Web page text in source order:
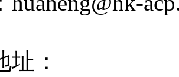
址：